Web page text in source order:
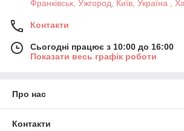
Франківськ, Ужгород, Київ, Україна ,
Контакти
Сьогодні працює з 10:00 до 16:00
Показати весь графік роботи
Про нас
Контакти